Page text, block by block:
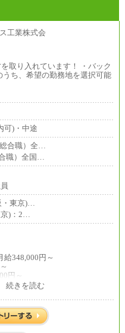
取り入れています！ ・バック
ち、希望の勤務地を選択可能
可)・中途
合職）全…
職）全国…
・東京)…
京)：2…
348,000円～
円～
円～
円～
円～
続きを読む